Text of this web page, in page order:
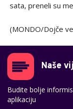
sata, preneli su
(MONDO/Dojče
Naše
Budite bolje
aplikaciju